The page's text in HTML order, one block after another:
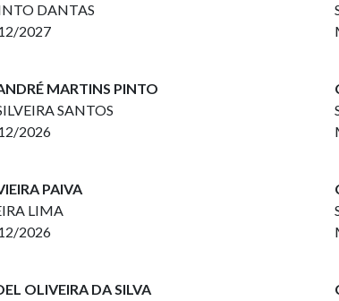
DANTAS
2027
MARTINS PINTO
SANTOS
2026
PAIVA
LIMA
2026
OLIVEIRA DA SILVA